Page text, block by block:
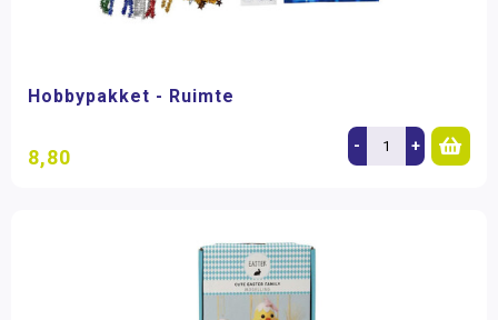
Hobbypakket - Ruimte
8,80 - +